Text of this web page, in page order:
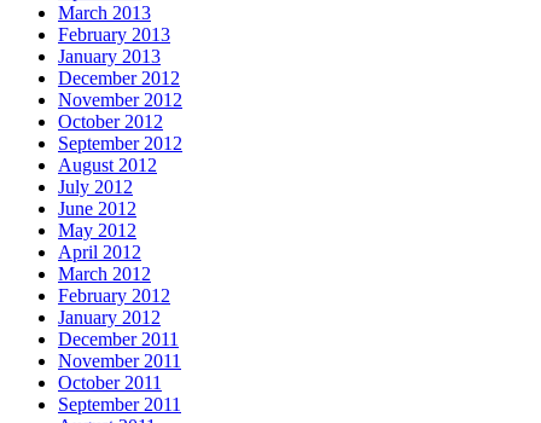
March 2013
February 2013
January 2013
December 2012
November 2012
October 2012
September 2012
August 2012
July 2012
June 2012
May 2012
April 2012
March 2012
February 2012
January 2012
December 2011
November 2011
October 2011
September 2011